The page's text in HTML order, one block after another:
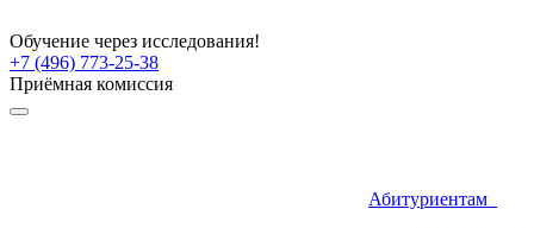
Обучение через исследования!
+7 (496) 773-25-38
Приёмная комиссия
Абитуриентам